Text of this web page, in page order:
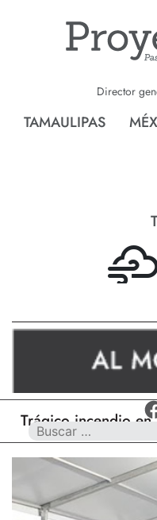
Director
TAMAULIPAS
incendio en